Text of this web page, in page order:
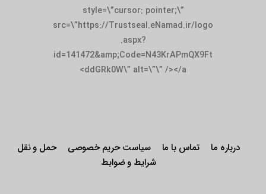
style=\”cursor: pointer;\”
src=\”https://Trustseal.eNamad.ir/logo
.aspx?
id=141472&amp;Code=N43KrAPmQX9Ft
ddGRk0W\” alt=\”\” /></a>
درباره ما تماس با ما سیاست حریم خصوصی
حمل و نقل
شرایط و ضوابط